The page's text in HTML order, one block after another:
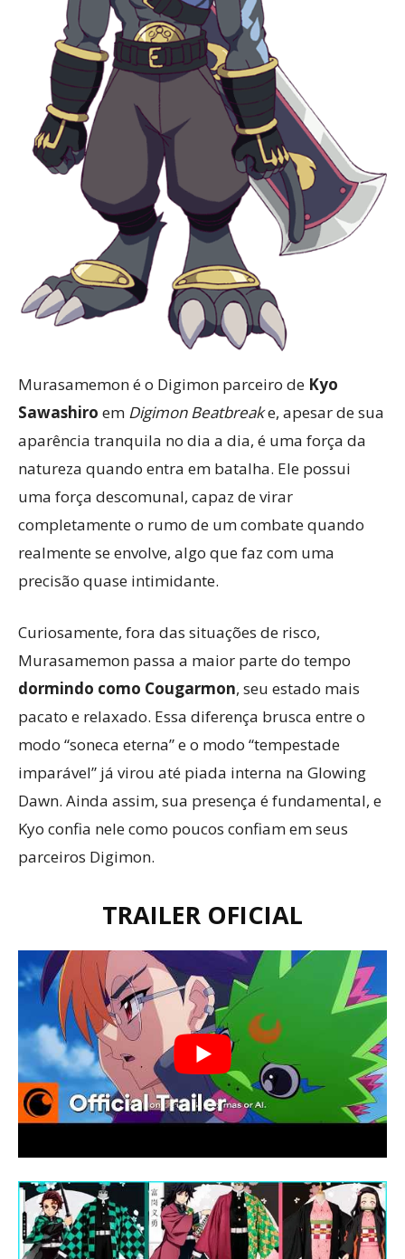
Murasamemon é o Digimon parceiro de Kyo
Sawashiro em Digimon Beatbreake, apesar de sua
aparência tranquila no dia a dia, é uma força da
natureza quando entra em batalha. Ele possui
uma força descomunal, capaz de virar
completamente o rumo de um combate quando
realmente se envolve, algo que faz com uma
precisão quase intimidante.
Curiosamente, fora das situações de risco,
Murasamemon passa a maior parte do tempo
dormindo como Cougarmon, seu estado mais
pacato e relaxado. Essa diferença brusca entre o
modo “soneca eterna” e o modo “tempestade
imparável” já virou até piada interna na Glowing
Dawn. Ainda assim, sua presença é fundamental, e
Kyo confia nele como poucos confiam em seus
parceiros Digimon.
TRAILER OFICIAL